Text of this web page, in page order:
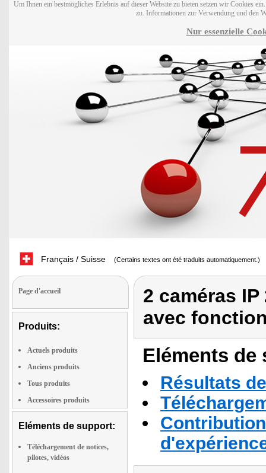
Um Ihnen ein bestmögliches Erlebnis auf dieser Website zu bieten setzen wir Cookies
zu. Informationen zur Verwendung und den
Nur essenzielle
Français / Suisse (Certains textes ont été traduits automatiquement.)
Page d'accueil
Produits:
Actuels produits
Anciens produits
Tous produits
Accessoires produits
Eléments de support:
Téléchargement de notices,
pilotes, vidéos
2 caméras
avec
Eléments
Résultats